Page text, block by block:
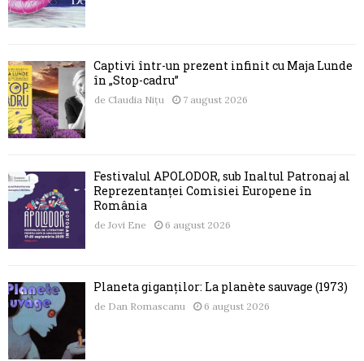
Captivi într-un prezent infinit cu Maja Lunde
în „Stop-cadru”
de Claudia Nițu 7 august 2026
Festivalul APOLODOR, sub Înaltul Patronaj al
Reprezentanței Comisiei Europene în
România
de Jovi Ene 6 august 2026
Planeta giganților: La planète sauvage (1973)
de Dan Romascanu 6 august 2026